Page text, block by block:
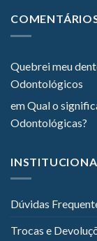
Quebrei meu
Odontológicos
emQual o
Odontológicas?
Dúvidas
Trocas e